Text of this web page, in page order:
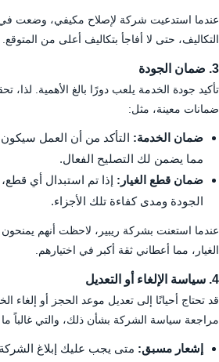
عندما استدعيت شركة لإصلاح مكيفي، وضعت في
التكاليف، حتى لا أفاجأ بتكاليف أعلى من المتوقع.
3. ضمان الجودة
تأكيد جودة الخدمة يلعب دورًا بالغ الأهمية. لذا،
ضمانات معينة، مثل:
ضمان الخدمة: التأكد من أن العمل سيكون
مما يضمن لك التصليح الفعال.
ضمان قطع الغيار: إذا تم استبدال أي
الجودة ومدى كفاءة تلك الأجزاء.
عندما استعنت بشركة ريبير، لاحظت أنهم
الغيار، مما أعطاني ثقة أكبر في اختيارهم.
4. سياسة الإلغاء أو التعديل
قد تحتاج أحيانًا إلى تعديل موعد الحجز أو إلغاء
مراجعة سياسة الشركة بشأن ذلك، والتي غالباً
إشعار مسبق: متى يجب عليك إبلاغ الشركة